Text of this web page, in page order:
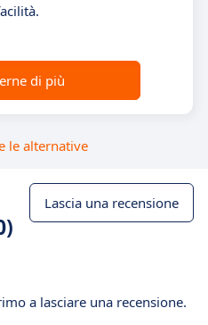
di più
le alternative
Lascia una recensione
a lasciare una recensione.